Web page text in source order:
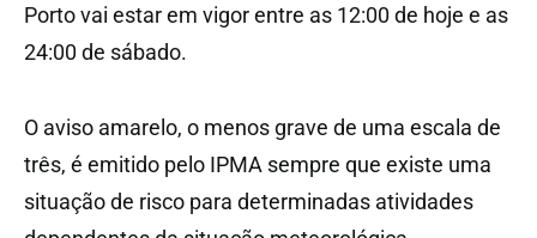
Porto vai estar em vigor entre as 12:00 de hoje e as
24:00 de sábado.
O aviso amarelo, o menos grave de uma escala de
três, é emitido pelo IPMA sempre que existe uma
situação de risco para determinadas atividades